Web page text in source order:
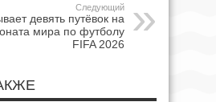
Следующий
девять путёвок на
мира по футболу
FIFA 2026